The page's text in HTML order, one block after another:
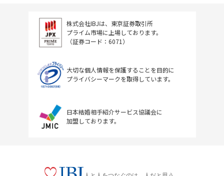
株式会社IBJは、東京証券取引所
プライム市場に上場しております。
（証券コード：6071）
大切な個人情報を保護することを目的に
プライバシーマークを取得しています。
日本結婚相手紹介サービス協議会に
加盟しております。